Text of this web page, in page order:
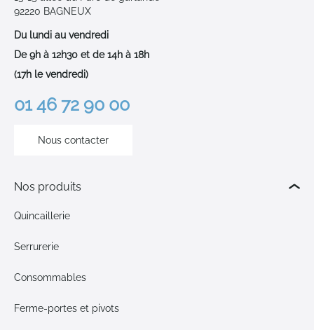
92220 BAGNEUX
Du lundi au vendredi
De 9h à 12h30 et de 14h à 18h
(17h le vendredi)
01 46 72 90 00
Nous contacter
Nos produits
Quincaillerie
Serrurerie
Consommables
Ferme-portes et pivots